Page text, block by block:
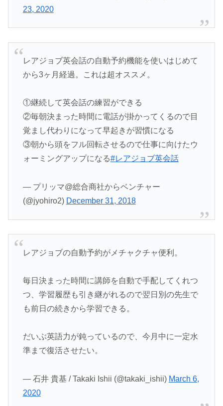
23, 2020
レアジョブ英会話の自動予約機能を使いはじめて
から3ヶ月経過。これは超オススメ。
①継続して英会話の練習ができる
②毎朝決まった時間に電話が掛かってくるので目
覚まし代わりになって早起きが習慣になる
③朝から頭をフル回転させるので仕事に向けたウ
ォーミングアップになる#レアジョブ英会話
— プリッマ@総合商社からベンチャー
(@jyohiro2) December 31, 2018
レアジョブの自動予約がメチャクチャ便利。
毎日決まった時間に講師を自動で手配してくれつ
つ、学習履歴も引き継がれるので翌日別の先生で
も前日の続きから学習できる。
だいぶ英語力が鈍っているので、今月中に一定水
準まで復活させたい。
— 石井 貴基 / Takaki Ishii (@takaki_ishii) March 6,
2020